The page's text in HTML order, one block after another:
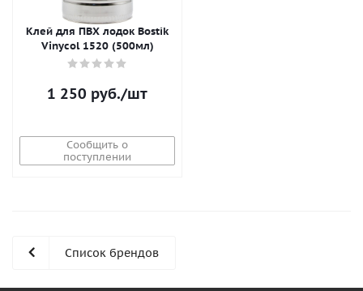
Клей для ПВХ лодок Bostik
Vinycol 1520 (500мл)
1 250 руб./шт
Сообщить о
поступлении
Список брендов